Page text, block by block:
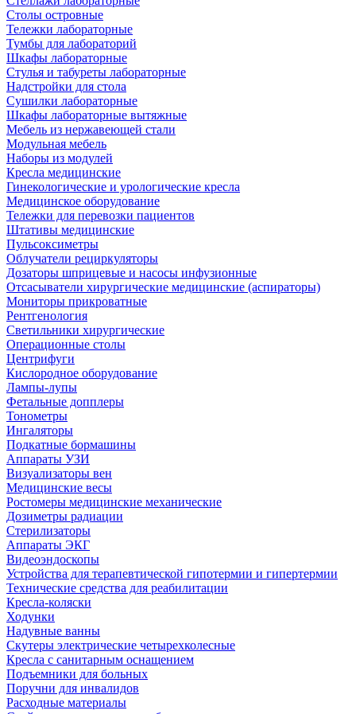
Столы островные
Тележки лабораторные
Тумбы для лабораторий
Шкафы лабораторные
Стулья и табуреты лабораторные
Надстройки для стола
Сушилки лабораторные
Шкафы лабораторные вытяжные
Мебель из нержавеющей стали
Модульная мебель
Наборы из модулей
Кресла медицинские
Гинекологические и урологические кресла
Медицинское оборудование
Тележки для перевозки пациентов
Штативы медицинские
Пульсоксиметры
Облучатели рециркуляторы
Дозаторы шприцевые и насосы инфузионные
Отсасыватели хирургические медицинские (аспираторы)
Мониторы прикроватные
Рентгенология
Светильники хирургические
Операционные столы
Центрифуги
Кислородное оборудование
Лампы-лупы
Фетальные допплеры
Тонометры
Ингаляторы
Подкатные бормашины
Аппараты УЗИ
Визуализаторы вен
Медицинские весы
Ростомеры медицинские механические
Дозиметры радиации
Стерилизаторы
Аппараты ЭКГ
Видеоэндоскопы
Устройства для терапевтической гипотермии и гипертермии
Технические средства для реабилитации
Кресла-коляски
Ходунки
Надувные ванны
Скутеры электрические четырехколесные
Кресла с санитарным оснащением
Подъемники для больных
Поручни для инвалидов
Расходные материалы